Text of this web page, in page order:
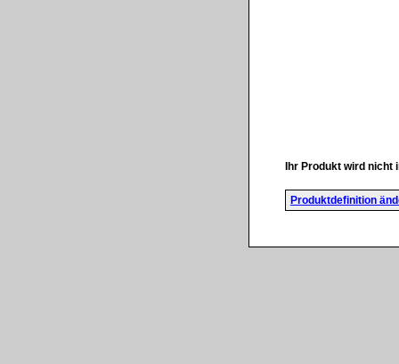
Ihr Produkt wird nicht
Produktdefinition